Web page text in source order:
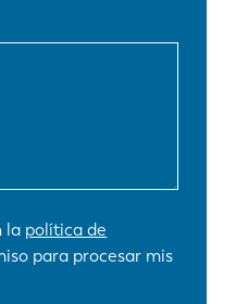
la política de
para procesar mis